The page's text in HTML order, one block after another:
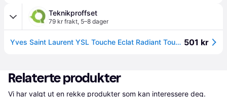
Teknikproffset
79 kr frakt, 5–8 dager
Yves Saint Laurent YSL Touche Eclat Radiant Touch 2.5 ml #1.5 Luminous Silk 501 kr
Relaterte produkter